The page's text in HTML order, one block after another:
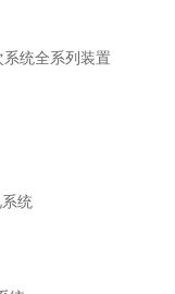
统全系列装置
统